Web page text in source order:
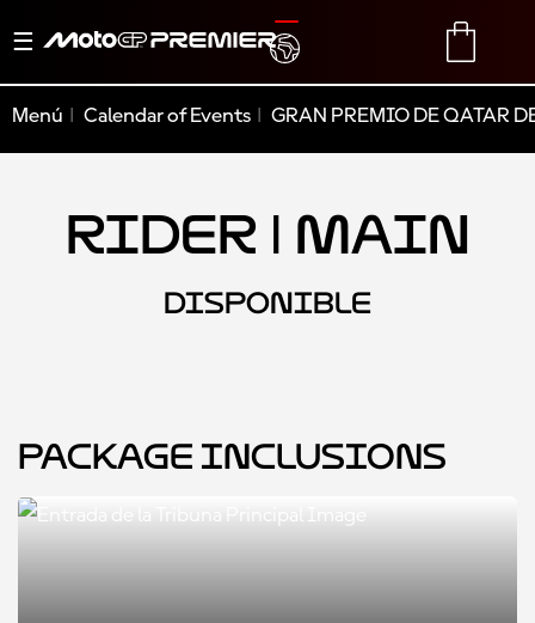
Alternar
TRANSLATE
Menú Calendar of Events GRAN PREMIO DE QATAR
Rider | Main
DISPONIBLE
Package Inclusions